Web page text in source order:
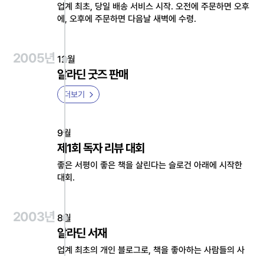
업계 최초, 당일 배송 서비스 시작. 오전에 주문하면 오후
에, 오후에 주문하면 다음날 새벽에 수령.
2005년 12월
알라딘 굿즈 판매
더보기
9월
제1회 독자 리뷰 대회
좋은 서평이 좋은 책을 살린다는 슬로건 아래에 시작한
대회.
2003년 8월
알라딘 서재
업계 최초의 개인 블로그로, 책을 좋아하는 사람들의 사